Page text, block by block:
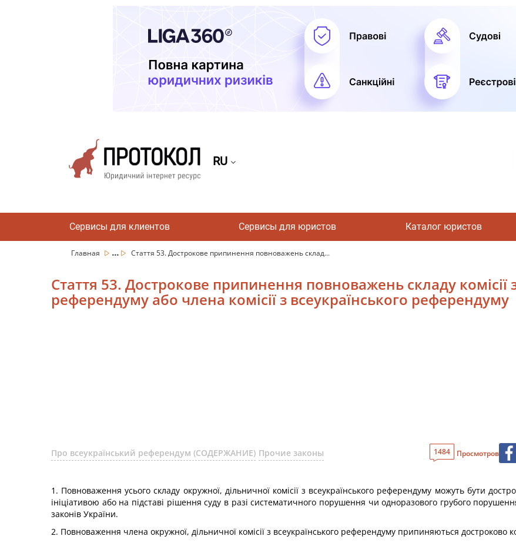
RU
Сервисы для клиентов Сервисы для юристов Каталог юристов
Главная ... Стаття 53. Дострокове припинення повноважень склад...
Стаття 53. Дострокове припинення повноважень складу комісії
референдуму або члена комісії з всеукраїнського референдуму
Про всеукраїнський референдум (СОДЕРЖАНИЕ) Прочие законы 1484 Просмотров
1. Повноваження усього складу окружної, дільничної комісії з всеукраїнського референдуму можуть бути
ініціативою або на підставі рішення суду в разі систематичного порушення чи одноразового грубого
законів України.
2. Повноваження члена окружної, дільничної комісії з всеукраїнського референдуму припиняються достроково